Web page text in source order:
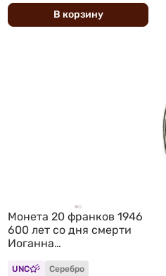
В корзину
Монета 20 франков 1946
600 лет со дня смерти
Иоганна
Люксембург
UNC Серебро